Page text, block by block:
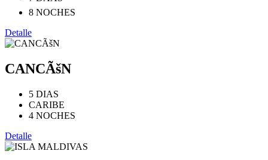
8 NOCHES
Detalle
CANCÃšN
5 DIAS
CARIBE
4 NOCHES
Detalle